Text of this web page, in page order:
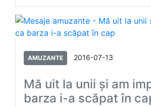
AMUZANTE 2016-07-13
Mă uit la unii şi am
barza i-a scăpat în